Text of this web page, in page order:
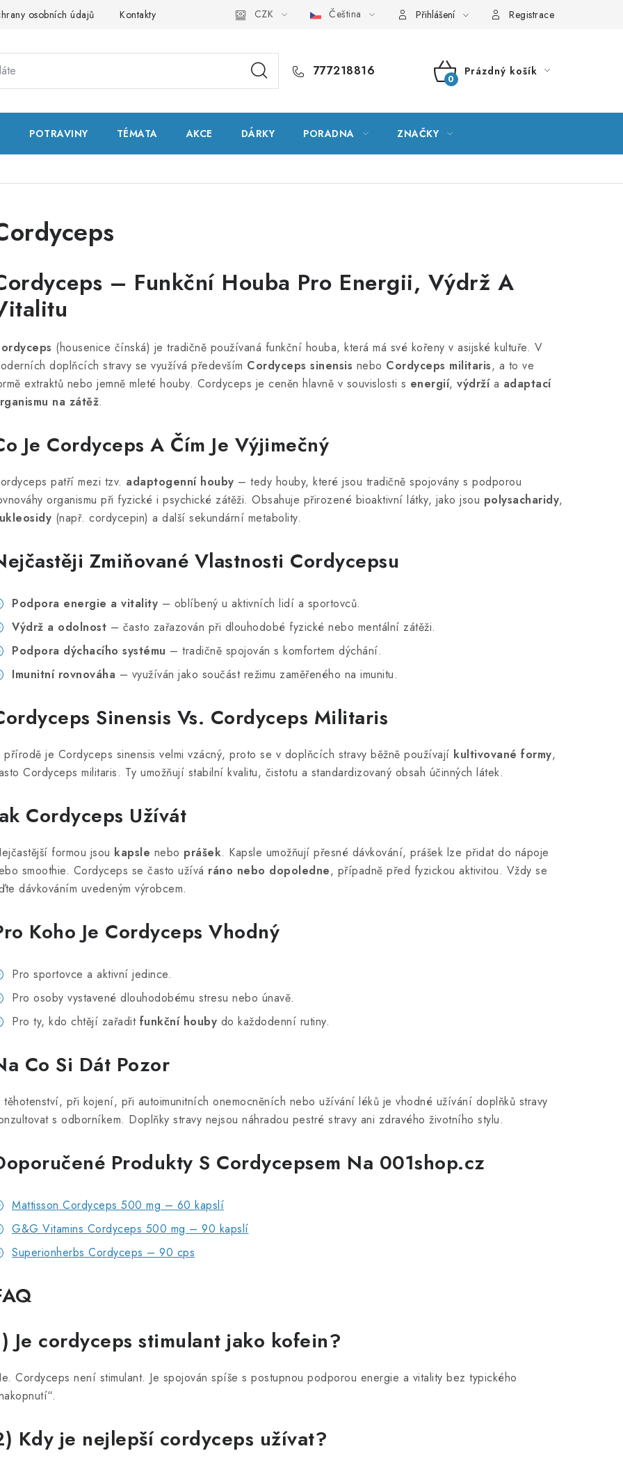
osobních údajů Kontakty Natural Health Store Slovník pojmů Mapa serveru Moje objednávka
CZK Čeština Přihlášení Registrace
777218816
NÁKUPNÍ
Prázdný košík
POTRAVINY TÉMATA AKCE DÁRKY PORADNA ZNAČKY
– Funkční Houba Pro Energii, Výdrž A
(housenice čínská) je tradičně používaná funkční houba, která má své kořeny v asijské kultuře. V
doplňcích stravy se využívá především Cordyceps sinensis nebo Cordyceps militaris, a to ve
extraktů nebo jemně mleté houby. Cordyceps je ceněn hlavně v souvislosti s energií, výdržía adaptací
na zátěž.
Je Cordyceps A Čím Je Výjimečný
patří mezi tzv. adaptogenní houby – tedy houby, které jsou tradičně spojovány s podporou
organismu při fyzické i psychické zátěži. Obsahuje přirozené bioaktivní látky, jako jsou polysacharidy,
(např. cordycepin) a další sekundární metabolity.
Zmiňované Vlastnosti Cordycepsu
Podpora energie a vitality – oblíbený u aktivních lidí a sportovců.
Výdrž a odolnost – často zařazován při dlouhodobé fyzické nebo mentální zátěži.
Podpora dýchacího systému – tradičně spojován s komfortem dýchání.
Imunitní rovnováha – využíván jako součást režimu zaměřeného na imunitu.
Sinensis Vs. Cordyceps Militaris
přírodě je Cordyceps sinensis velmi vzácný, proto se v doplňcích stravy běžně používají kultivované formy,
Cordyceps militaris. Ty umožňují stabilní kvalitu, čistotu a standardizovaný obsah účinných látek.
Cordyceps Užívát
formou jsou kapsle nebo prášek. Kapsle umožňují přesné dávkování, prášek lze přidat do nápoje
smoothie. Cordyceps se často užívá ráno nebo dopoledne, případně před fyzickou aktivitou. Vždy se
dávkováním uvedeným výrobcem.
Koho Je Cordyceps Vhodný
Pro sportovce a aktivní jedince.
Pro osoby vystavené dlouhodobému stresu nebo únavě.
Pro ty, kdo chtějí zařadit funkční houby do každodenní rutiny.
Co Si Dát Pozor
těhotenství, při kojení, při autoimunitních onemocněních nebo užívání léků je vhodné užívání doplňků stravy
s odborníkem. Doplňky stravy nejsou náhradou pestré stravy ani zdravého životního stylu.
Produkty S Cordycepsem Na 001shop.cz
Mattisson Cordyceps 500 mg – 60 kapslí
G&G Vitamins Cordyceps 500 mg – 90 kapslí
Superionherbs Cordyceps – 90 cps
Je cordyceps stimulant jako kofein?
Cordyceps není stimulant. Je spojován spíše s postupnou podporou energie a vitality bez typického
Kdy je nejlepší cordyceps užívat?